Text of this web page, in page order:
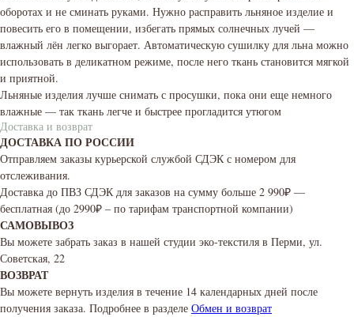
оборотах и не сминать руками. Нужно расправить льняное изделие и
повесить его в помещении, избегать прямых солнечных лучей —
влажный лён легко выгорает. Автоматическую сушилку для льна можно
использовать в деликатном режиме, после него ткань становится мягкой
и приятной.
Льняные изделия лучше снимать с просушки, пока они еще немного
влажные — так ткань легче и быстрее прогладится утюгом
Доставка и возврат
ДОСТАВКА ПО РОССИИ
Отправляем заказы курьерской службой СДЭК с номером для
отслеживания.
Доставка до ПВЗ СДЭК для заказов на сумму больше 2 990₽ —
бесплатная (до 2990₽ – по тарифам транспортной компании)
САМОВЫВОЗ
Вы можете забрать заказ в нашей студии эко-текстиля в Перми, ул.
Советская, 22
ВОЗВРАТ
Вы можете вернуть изделия в течение 14 календарных дней после
получения заказа. Подробнее в разделе Обмен и возврат